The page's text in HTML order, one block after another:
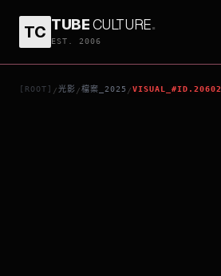
TC TUBECULTURE.
EST. 2006
[ROOT] /光影 /檔案_2025 /VISUAL_#ID.20602
坂本龍一：日記